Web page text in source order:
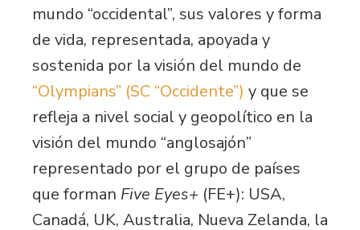
mundo “occidental”, sus valores y forma
de vida, representada, apoyada y
sostenida por la visión del mundo de
“Olympians” (SC “Occidente”) y que se
refleja a nivel social y geopolítico en la
visión del mundo “anglosajón”
representado por el grupo de países
que forman Five Eyes+ (FE+): USA,
Canadá, UK, Australia, Nueva Zelanda, la